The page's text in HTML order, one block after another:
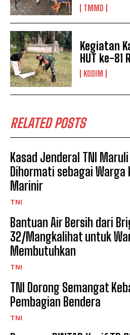
TMMD
Kegiatan
HUT ke-81
KODIM
RELATED POSTS
Kasad Jenderal TNI
Dihormati sebagai Warga
Marinir
TNI
Bantuan Air Bersih dari
32/Mangkalihat untuk
Membutuhkan
TNI
TNI Dorong Semangat
Pembagian Bendera
TNI